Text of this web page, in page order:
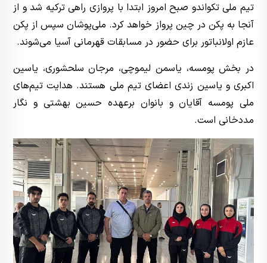
تیم ملی تکواندو صبح امروز ابتدا با پروازی راهی ترکیه شد و از
آنجا به پکن در چین پرواز خواهد کرد. ملی‌پوشان سپس از پکن
عازم اولانباتور برای حضور در مسابقات قهرمانی آسیا می‌شوند.
در بخش پومسه، یاسمن لیموچی، مرجان سلحشوری، یاسین
اکبری و یاسین زندی اعضای تیم ملی هستند. هدایت تیم‌های
ملی پومسه آقایان و بانوان برعهده حسین بهشتی و نگار
مددخانی است.